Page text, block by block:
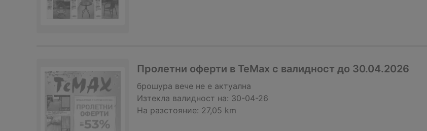
Пролетни оферти в TeMax с валидност до 30.04.2026
брошура вече не е актуална
Изтекла валидност на: 30-04-26
На разстояние: 27,05 km